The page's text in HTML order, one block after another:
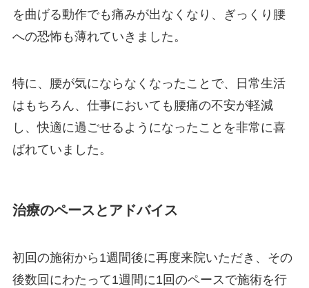
を曲げる動作でも痛みが出なくなり、ぎっくり腰
への恐怖も薄れていきました。
特に、腰が気にならなくなったことで、日常生活
はもちろん、仕事においても腰痛の不安が軽減
し、快適に過ごせるようになったことを非常に喜
ばれていました。
治療のペースとアドバイス
初回の施術から1週間後に再度来院いただき、その
後数回にわたって1週間に1回のペースで施術を行